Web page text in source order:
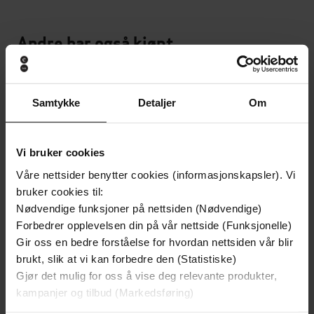
Samtykke Detaljer Om
Vi bruker cookies
Våre nettsider benytter cookies (informasjonskapsler). Vi
bruker cookies til:
Nødvendige funksjoner på nettsiden (Nødvendige)
Forbedrer opplevelsen din på vår nettside (Funksjonelle)
Gir oss en bedre forståelse for hvordan nettsiden vår blir
brukt, slik at vi kan forbedre den (Statistiske)
Gjør det mulig for oss å vise deg relevante produkter,
kampanjer og tilbud (Markedsføring)
Andre har også kjøpt
Premium
199,-
Premium